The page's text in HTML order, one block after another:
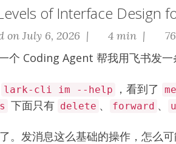
of Interface Design
on July 6, 2026 | 4 min |
个 Coding Agent 帮我用飞书发一
lark-cli im --help ，看到了
下面只有 delete 、 forward 、
。发消息这么基础的操作，怎么可